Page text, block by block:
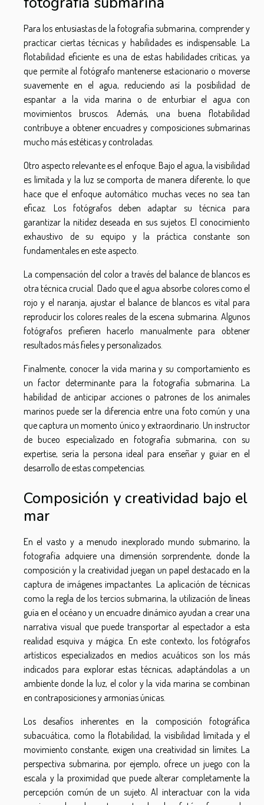
Para los entusiastas de la fotografía submarina, comprender y
practicar ciertas técnicas y habilidades es indispensable. La
flotabilidad eficiente es una de estas habilidades críticas, ya
que permite al fotógrafo mantenerse estacionario o moverse
suavemente en el agua, reduciendo así la posibilidad de
espantar a la vida marina o de enturbiar el agua con
movimientos bruscos. Además, una buena flotabilidad
contribuye a obtener encuadres y composiciones submarinas
mucho más estéticas y controladas.
Otro aspecto relevante es el enfoque. Bajo el agua, la visibilidad
es limitada y la luz se comporta de manera diferente, lo que
hace que el enfoque automático muchas veces no sea tan
eficaz. Los fotógrafos deben adaptar su técnica para
garantizar la nitidez deseada en sus sujetos. El conocimiento
exhaustivo de su equipo y la práctica constante son
fundamentales en este aspecto.
La compensación del color a través del balance de blancos es
otra técnica crucial. Dado que el agua absorbe colores como el
rojo y el naranja, ajustar el balance de blancos es vital para
reproducir los colores reales de la escena submarina. Algunos
fotógrafos prefieren hacerlo manualmente para obtener
resultados más fieles y personalizados.
Finalmente, conocer la vida marina y su comportamiento es
un factor determinante para la fotografía submarina. La
habilidad de anticipar acciones o patrones de los animales
marinos puede ser la diferencia entre una foto común y una
que captura un momento único y extraordinario. Un instructor
de buceo especializado en fotografía submarina, con su
expertise, sería la persona ideal para enseñar y guiar en el
desarrollo de estas competencias.
Composición y creatividad bajo el
mar
En el vasto y a menudo inexplorado mundo submarino, la
fotografía adquiere una dimensión sorprendente, donde la
composición y la creatividad juegan un papel destacado en la
captura de imágenes impactantes. La aplicación de técnicas
como la regla de los tercios submarina, la utilización de líneas
guía en el océano y un encuadre dinámico ayudan a crear una
narrativa visual que puede transportar al espectador a esta
realidad esquiva y mágica. En este contexto, los fotógrafos
artísticos especializados en medios acuáticos son los más
indicados para explorar estas técnicas, adaptándolas a un
ambiente donde la luz, el color y la vida marina se combinan
en contraposiciones y armonías únicas.
Los desafíos inherentes en la composición fotográfica
subacuática, como la flotabilidad, la visibilidad limitada y el
movimiento constante, exigen una creatividad sin límites. La
perspectiva submarina, por ejemplo, ofrece un juego con la
escala y la proximidad que puede alterar completamente la
percepción común de un sujeto. Al interactuar con la vida